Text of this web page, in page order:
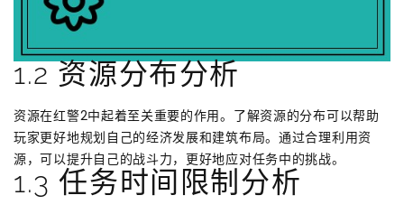
1.2 资源分布分析
资源在红警2中起着至关重要的作用。了解资源的分布可以帮助
玩家更好地规划自己的经济发展和建筑布局。通过合理利用资
源，可以提升自己的战斗力，更好地应对任务中的挑战。
1.3 任务时间限制分析